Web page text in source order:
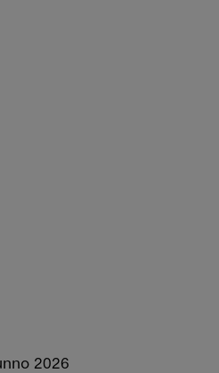
2026